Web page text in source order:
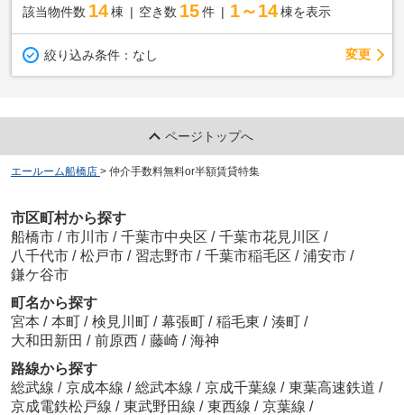
該当物件数 14棟 空き数 15 件 1～14 棟を表示
絞り込み条件： なし 変更
ページトップへ
エールーム船橋店 > 仲介手数料無料or半額賃貸特集
市区町村から探す
船橋市 / 市川市 / 千葉市中央区 / 千葉市花見川区 /
八千代市 / 松戸市 / 習志野市 / 千葉市稲毛区 / 浦安市 /
鎌ケ谷市
町名から探す
宮本 / 本町 / 検見川町 / 幕張町 / 稲毛東 / 湊町 /
大和田新田 / 前原西 / 藤崎 / 海神
路線から探す
総武線 / 京成本線 / 総武本線 / 京成千葉線 / 東葉高速鉄道 /
京成電鉄松戸線 / 東武野田線 / 東西線 / 京葉線 /